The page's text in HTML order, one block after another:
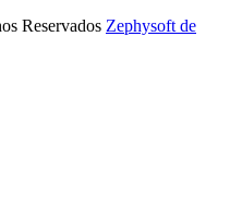
Reservados Zephysoft de